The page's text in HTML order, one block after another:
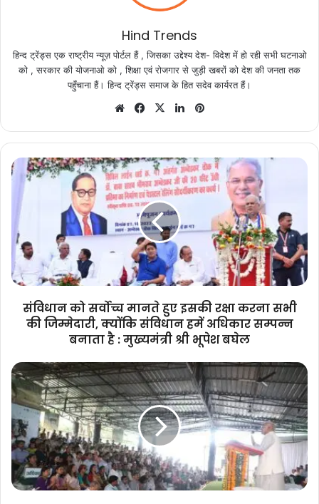
Hind Trends
हिन्द ट्रेंड्स एक राष्ट्रीय न्यूज़ पोर्टल हैं , जिसका उद्देश्य देश- विदेश में हो रही सभी घटनाओ
को , सरकार की योजनाओ को , शिक्षा एवं रोजगार से जुड़ी खबरों को देश की जनता तक
पहुँचाना हैं। हिन्द ट्रेंड्स समाज के हित सदेव कार्यरत हैं।
WebsiteFacebook
X LinkedIn
संविधान
को
सर्वोच्च
मानते
इसकी
रक्षा
करना
सभी
जिम्मेदारी,
क्योंकि
अधिकार
सम्पन्न
बनाता
है
:
मुख्यमंत्री
श्री
भूपेश
बघेल
संविधान को सर्वोच्च मानते हुए इसकी रक्षा करना सभी
की जिम्मेदारी, क्योंकि संविधान हमें अधिकार सम्पन्न
बनाता है : मुख्यमंत्री श्री भूपेश बघेल
राज्य-
स्तरीय
वन्य-
प्राणी
सप्ताह
समापन
एवं
पुरस्कार
वितरण